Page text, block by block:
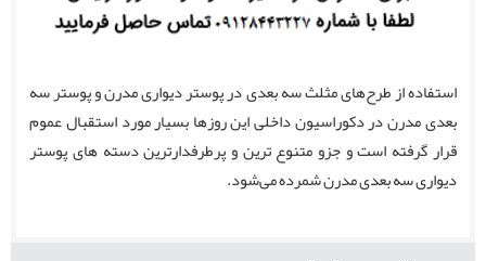
استفاده از طرح‌های مثلث سه بعدی در پوستر دیواری مدرن و پوستر سه
بعدی مدرن در دکوراسیون داخلی این روزها بسیار مورد استقبال عموم
قرار گرفته است و جزو متنوع ترین و پرطرفدارترین دسته های پوستر
دیواری سه بعدی مدرن شمرده می‌شود.